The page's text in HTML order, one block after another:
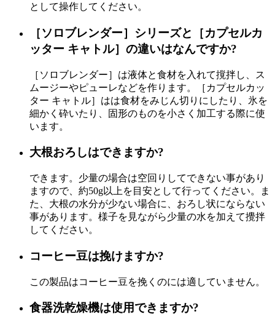
として操作してください。
［ソロブレンダー］シリーズと［カプセルカ
ッター キャトル］の違いはなんですか?
［ソロブレンダー］は液体と食材を入れて撹拌し、ス
ムージーやピューレなどを作ります。［カプセルカッ
ター キャトル］はは食材をみじん切りにしたり、氷を
細かく砕いたり、固形のものを小さく加工する際に使
います。
大根おろしはできますか?
できます。少量の場合は空回りしてできない事があり
ますので、約50g以上を目安として行ってください。ま
た、大根の水分が少ない場合に、おろし状にならない
事があります。様子を見ながら少量の水を加えて攪拌
してください。
コーヒー豆は挽けますか?
この製品はコーヒー豆を挽くのには適していません。
食器洗乾燥機は使用できますか?